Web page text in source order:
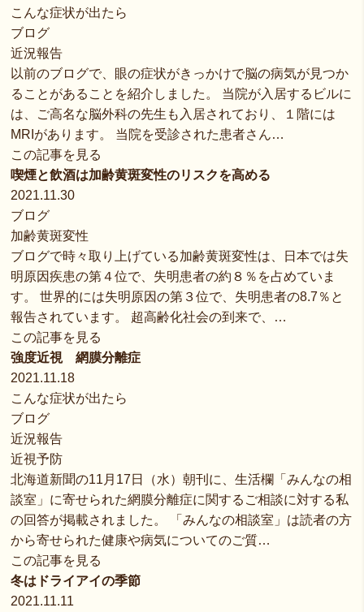
こんな症状が出たら
ブログ
近況報告
以前のブログで、眼の症状がきっかけで脳の病気が見つか
ることがあることを紹介しました。 当院が入居するビルに
は、ご高名な脳外科の先生も入居されており、１階には
MRIがあります。 当院を受診された患者さん…
この記事を見る
喫煙と飲酒は加齢黄斑変性のリスクを高める
2021.11.30
ブログ
加齢黄斑変性
ブログで時々取り上げている加齢黄斑変性は、日本では失
明原因疾患の第４位で、失明患者の約８％を占めていま
す。 世界的には失明原因の第３位で、失明患者の8.7％と
報告されています。 超高齢化社会の到来で、…
この記事を見る
強度近視 網膜分離症
2021.11.18
こんな症状が出たら
ブログ
近況報告
近視予防
北海道新聞の11月17日（水）朝刊に、生活欄「みんなの相
談室」に寄せられた網膜分離症に関するご相談に対する私
の回答が掲載されました。 「みんなの相談室」は読者の方
から寄せられた健康や病気についてのご質…
この記事を見る
冬はドライアイの季節
2021.11.11